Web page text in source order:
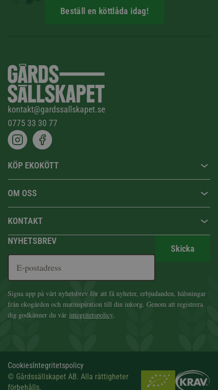
Beställ en köttlåda idag!
kontakt@gardssallskapet.se
0775 33 30 77
KÖP EKOKÖTT
OM OSS
KONTAKT
NYHETSBREV
Skicka
Signa upp på vårt nyhetsbrev för att få nyheter, erbjudanden, hälsningar
från ekogården och matinspiration till din inkorg. Genom att registrera
dig godkänner du vår integritetspolicy.
CookiesIntegritetspolicy
© Gårdssällskapet AB. Alla rättigheter
förbehålls.